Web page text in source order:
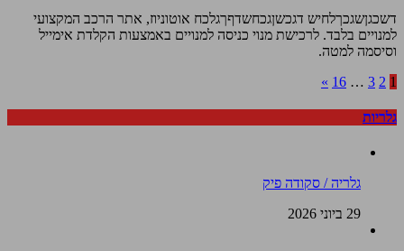
דשכגןשגכךלחיש דגכשןגכחשדףךגלכח אוטוניוז, אתר הרכב המקצועי
למנויים בלבד. לרכישת מנוי כניסה למנויים באמצעות הקלדת אימייל
וסיסמה למטה.
1
2
3
…
16
»
גלריות
גלריה / סקודה פיק
29 ביוני 2026